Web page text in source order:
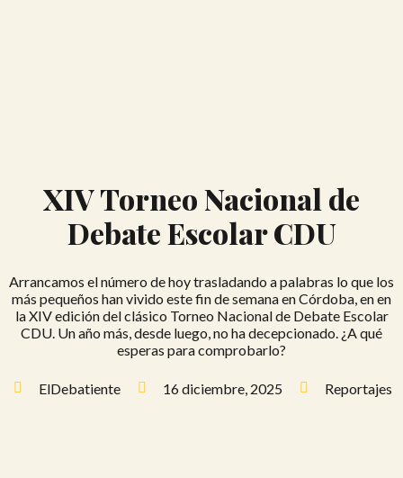
XIV Torneo Nacional de
Debate Escolar CDU
Arrancamos el número de hoy trasladando a palabras lo que los
más pequeños han vivido este fin de semana en Córdoba, en en
la XIV edición del clásico Torneo Nacional de Debate Escolar
CDU. Un año más, desde luego, no ha decepcionado. ¿A qué
esperas para comprobarlo?
ElDebatiente 16 diciembre, 2025 Reportajes